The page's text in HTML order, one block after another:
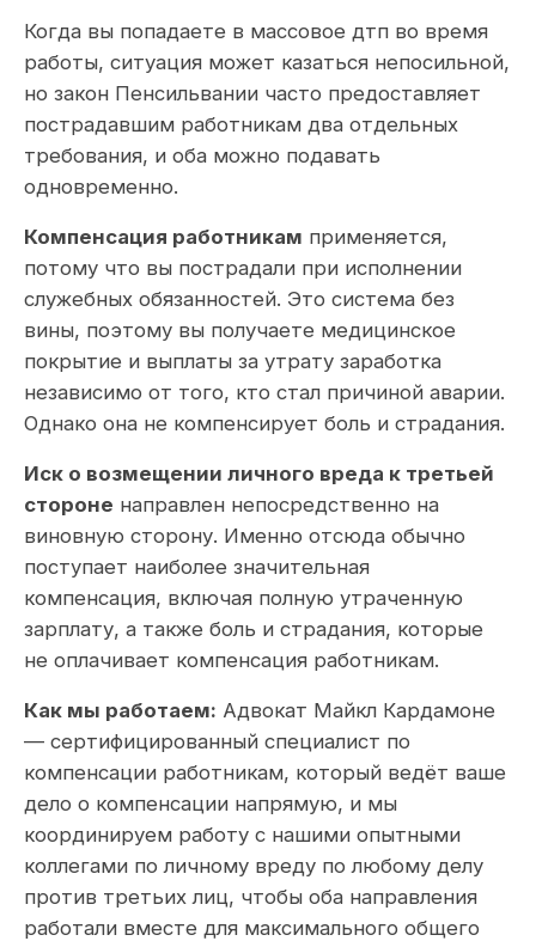
Когда вы попадаете в массовое дтп во время
работы, ситуация может казаться непосильной,
но закон Пенсильвании часто предоставляет
пострадавшим работникам два отдельных
требования, и оба можно подавать
одновременно.
Компенсация работникам применяется,
потому что вы пострадали при исполнении
служебных обязанностей. Это система без
вины, поэтому вы получаете медицинское
покрытие и выплаты за утрату заработка
независимо от того, кто стал причиной аварии.
Однако она не компенсирует боль и страдания.
Иск о возмещении личного вреда к третьей
стороне направлен непосредственно на
виновную сторону. Именно отсюда обычно
поступает наиболее значительная
компенсация, включая полную утраченную
зарплату, а также боль и страдания, которые
не оплачивает компенсация работникам.
Как мы работаем: Адвокат Майкл Кардамоне
— сертифицированный специалист по
компенсации работникам, который ведёт ваше
дело о компенсации напрямую, и мы
координируем работу с нашими опытными
коллегами по личному вреду по любому делу
против третьих лиц, чтобы оба направления
работали вместе для максимального общего